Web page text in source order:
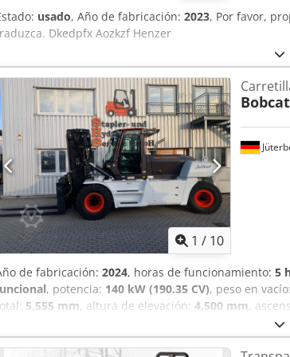
usado, Año de fabricación: 2023, Por favor,
Dkedpfx Aozkzf Henzer
1 / 10
Bobcat
de fabricación: 2024, horas de funcionamiento: 5
, potencia: 140 kW (190.35 CV), peso en vacío:
5,555 mm, altura de elevación: 4,500 mm,
accionamiento:Diesel, capacidad de carga:16,000